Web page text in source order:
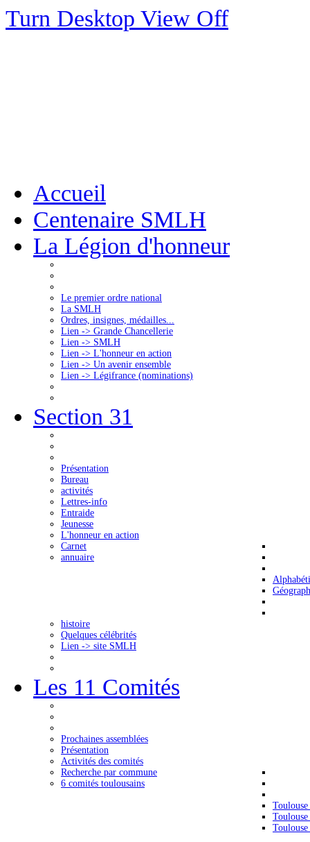
Turn Desktop View Off
Accueil
Centenaire SMLH
La Légion d'honneur
Le premier ordre national
La SMLH
Ordres, insignes, médailles...
Lien -> Grande Chancellerie
Lien -> SMLH
Lien -> L'honneur en action
Lien -> Un avenir ensemble
Lien -> Légifrance (nominations)
Section 31
Présentation
Bureau
activités
Lettres-info
Entraide
Jeunesse
L'honneur en action
Carnet
annuaire
histoire
Quelques célébrités
Lien -> site SMLH
Les 11 Comités
Prochaines assemblées
Présentation
Activités des comités
Recherche par commune
6 comités toulousains
Toulouse